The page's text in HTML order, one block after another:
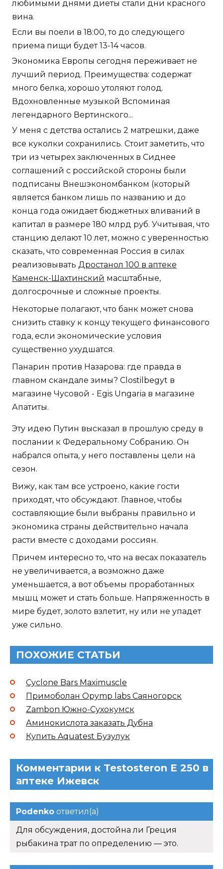
любимыми днями диеты стали дни красного
вина.
Если вы поели в 18:00, то до следующего
приема пищи будет 13-14 часов.
Экономика Европы сегодня переживает не
лучший период. Преимущества: содержат
много белка, хорошо утоляют голод.
Вдохновленные музыкой Вспоминая
легендарного Вертинского...
У меня с детства остались 2 матрешки, даже
все куколки сохранились. Стоит заметить, что
три из четырех заключенных в Сиднее
соглашений с российской стороны были
подписаны Внешэкономбанком (который
является банком лишь по названию и до
конца года ожидает бюджетных вливаний в
капитал в размере 180 млрд руб. Учитывая, что
станцию делают 10 лет, можно с уверенностью
сказать, что современная Россия в силах
реализовывать Дростанол 100 в аптеке
Каменск-Шахтинский масштабные,
долгосрочные и сложные проекты.
Некоторые полагают, что банк может снова
снизить ставку к концу текущего финансового
года, если экономические условия
существенно ухудшатся.
Панарин против Назарова: где правда в
главном скандале зимы? Clostilbegyt в
магазине Чусовой - Egis Ungaria в магазине
Апатиты.
Эту идею Путин высказал в прошлую среду в
послании к Федеральному Собранию. Он
набрался опыта, у него поставлены цели на
сезон.
Вижу, как там все устроено, какие гости
приходят, что обсуждают. Главное, чтобы
составляющие были выбраны правильно и
экономика страны действительно начала
расти вместе с доходами россиян.
Причем интересно то, что на весах показатель
не увеличивается, а возможно даже
уменьшается, а вот объемы проработанных
мышц может и стать больше. Напряженность в
мире будет, золото взлетит, ну или не упадет
уже сильно.
ПОХОЖИЕ СТАТЬИ
Cyclone Bars Maximuscle
Примоболан Opymp labs Саяногорск
Zambon Южно-Сухокумск
Аминокислота заказать Дубна
Купить Aquatest Бузулук
Комментарии к Testosteron E 250 в
аптеке Ижевск
Podenko ответил(а)
Для обсуждения, достойна ли Греция
рыбакина трат по определению — это.